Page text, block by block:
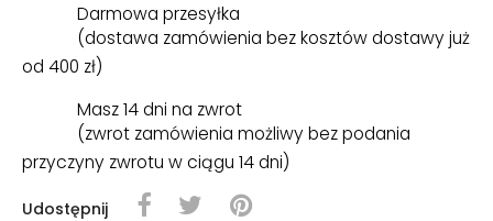
Darmowa przesyłka
(dostawa zamówienia bez kosztów dostawy już
od 400 zł)
Masz 14 dni na zwrot
(zwrot zamówienia możliwy bez podania
przyczyny zwrotu w ciągu 14 dni)
Udostępnij